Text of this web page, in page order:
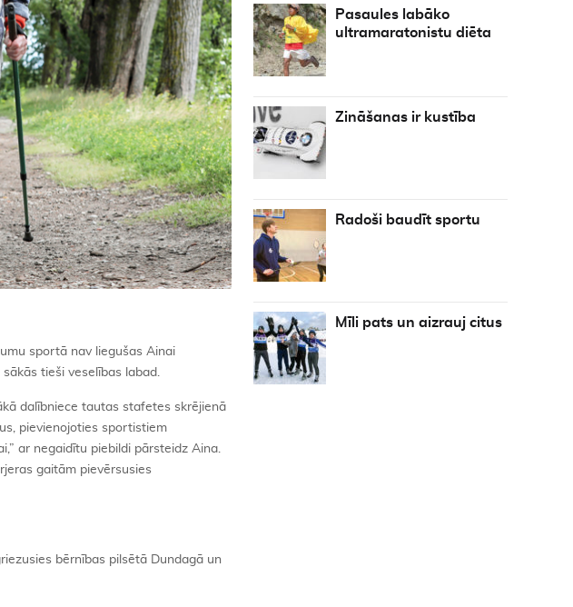
sportā nav liegušas Ainai
tieši veselības labad.
dalībniece tautas stafetes skrējienā
pievienojoties sportistiem
ar negaidītu piebildi pārsteidz Aina.
gaitām pievērsusies
bērnības pilsētā Dundagā un
Pasaules labāko
ultramaratonistu diēta
Zināšanas ir kustība
Radoši baudīt sportu
Mīli pats un aizrauj citus